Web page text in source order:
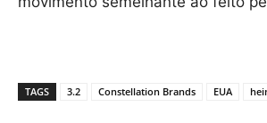
TAGS 3.2 Constellation Brands EUA